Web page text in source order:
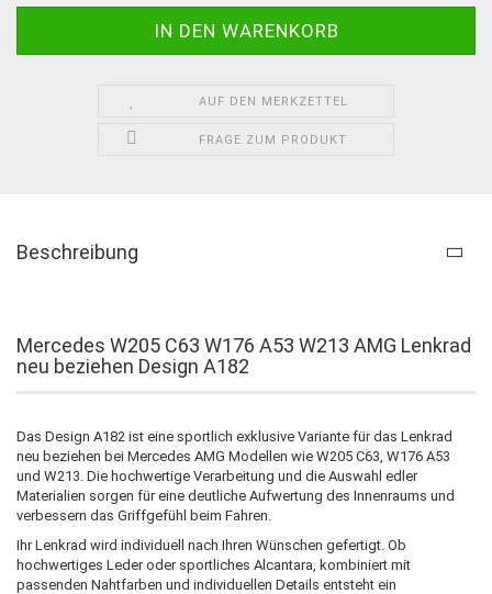
AUF DEN MERKZETTEL
FRAGE ZUM PRODUKT
Beschreibung
Mercedes W205 C63 W176 A53 W213 AMG Lenkrad
neu beziehen Design A182
Das Design A182 ist eine sportlich exklusive Variante für das Lenkrad
neu beziehen bei Mercedes AMG Modellen wie W205 C63, W176 A53
und W213. Die hochwertige Verarbeitung und die Auswahl edler
Materialien sorgen für eine deutliche Aufwertung des Innenraums und
verbessern das Griffgefühl beim Fahren.
Ihr Lenkrad wird individuell nach Ihren Wünschen gefertigt. Ob
hochwertiges Leder oder sportliches Alcantara, kombiniert mit
passenden Nahtfarben und individuellen Details entsteht ein